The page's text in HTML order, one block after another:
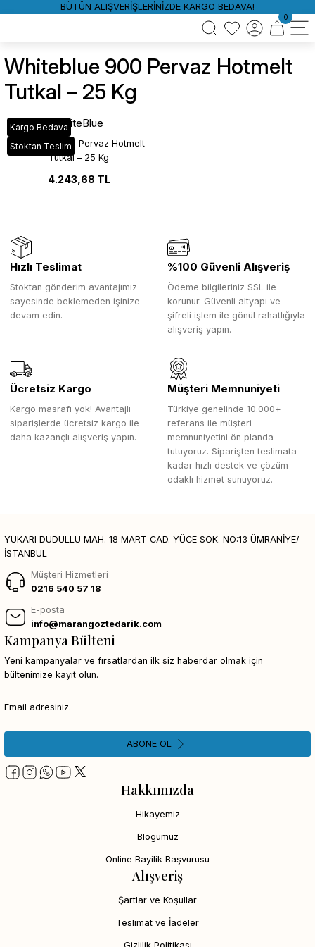
BÜTÜN ALIŞVERİŞLERİNİZDE KARGO BEDAVA!
0
Whiteblue 900 Pervaz Hotmelt
Tutkal – 25 Kg
Kargo Bedava
Stoktan Teslim
WhiteBlue
WhiteBlue 900 Pervaz Hotmelt
Tutkal – 25 Kg
4.243,68 TL
Hızlı Teslimat
Stoktan gönderim avantajımız
sayesinde beklemeden işinize
devam edin.
%100 Güvenli Alışveriş
Ödeme bilgileriniz SSL ile
korunur. Güvenli altyapı ve
şifreli işlem ile gönül rahatlığıyla
alışveriş yapın.
Ücretsiz Kargo
Kargo masrafı yok! Avantajlı
siparişlerde ücretsiz kargo ile
daha kazançlı alışveriş yapın.
Müşteri Memnuniyeti
Türkiye genelinde 10.000+
referans ile müşteri
memnuniyetini ön planda
tutuyoruz. Siparişten teslimata
kadar hızlı destek ve çözüm
odaklı hizmet sunuyoruz.
YUKARI DUDULLU MAH. 18 MART CAD. YÜCE SOK. NO:13 ÜMRANİYE/
İSTANBUL
Müşteri Hizmetleri
0216 540 57 18
E-posta
info@marangoztedarik.com
Hakkımızda
Hikayemiz
Blogumuz
Online Bayilik Başvurusu
Alışveriş
Şartlar ve Koşullar
Teslimat ve İadeler
Kampanya Bülteni
Yeni kampanyalar ve fırsatlardan ilk siz haberdar olmak için
bültenimize kayıt olun.
ABONE OL